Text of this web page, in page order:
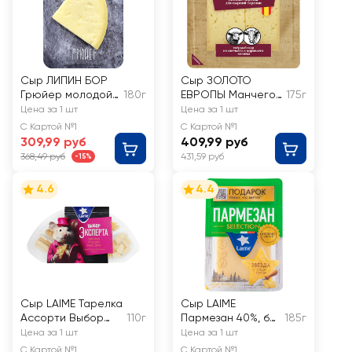
Сыр ЛИПИН БОР
Грюйер молодой
50%, 3 месяца
180г
Цена за 1 шт
С Картой №1
309,99 руб
368,49 руб -15%
Сыр ЗОЛОТО
ЕВРОПЫ Манчего
50%, 3 месяца,
нарезка, без змж
175г
Цена за 1 шт
С Картой №1
409,99 руб
431,59 руб
4.6
Сыр LAIME Тарелка
Ассорти Выбор
эксперта №2, без
змж
110г
Цена за 1 шт
С Картой №1
4.4
Сыр LAIME
Пармезан 40%, без
змж
185г
Цена за 1 шт
С Картой №1